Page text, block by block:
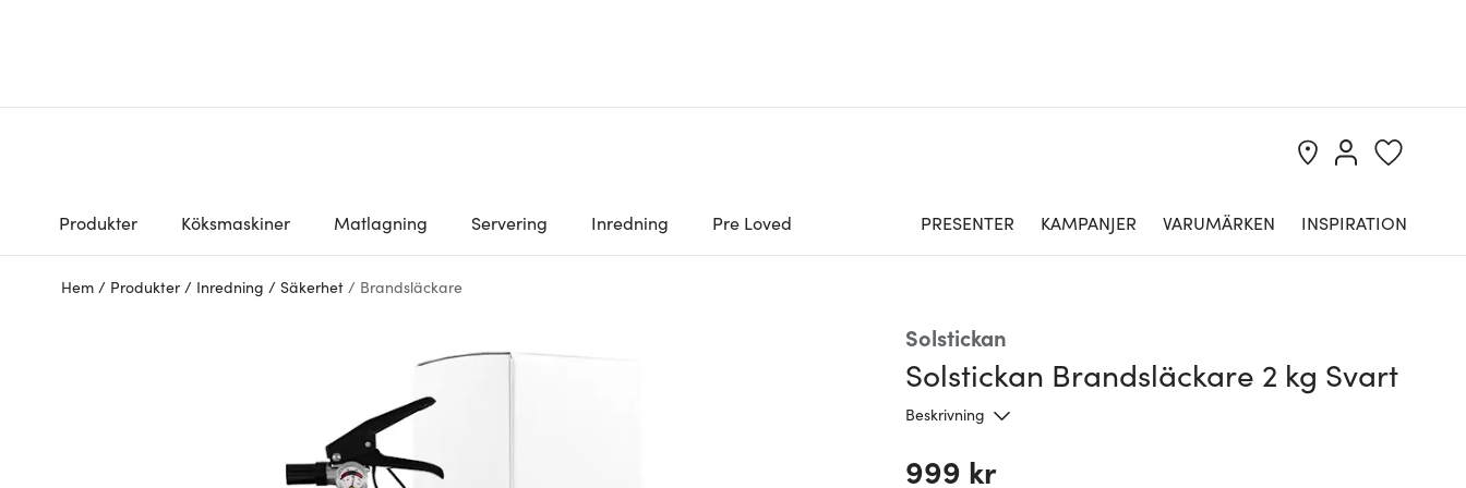
Produkter Köksmaskiner Matlagning Servering Inredning Pre Loved PRESENTER KAMPANJER VARUMÄRKEN INSPIRATION
Hem / Produkter / Inredning / Säkerhet / Brandsläckare
Solstickan
Solstickan Brandsläckare 2 kg Svart
Beskrivning
999 kr